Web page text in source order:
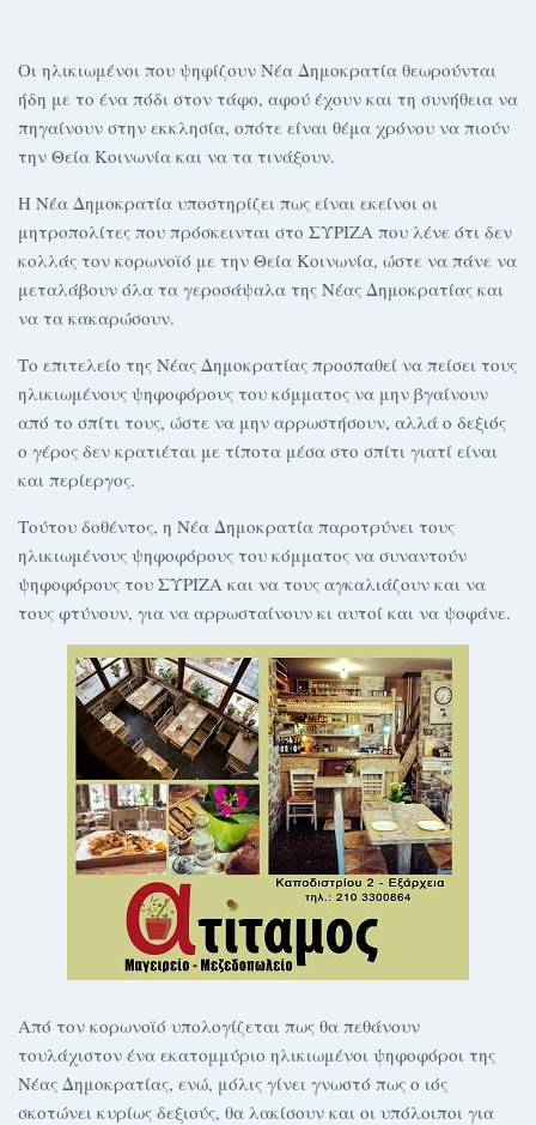
Οι ηλικιωμένοι που ψηφίζουν Νέα Δημοκρατία θεωρούνται
ήδη με το ένα πόδι στον τάφο, αφού έχουν και τη συνήθεια να
πηγαίνουν στην εκκλησία, οπότε είναι θέμα χρόνου να πιούν
την Θεία Κοινωνία και να τα τινάξουν.
Η Νέα Δημοκρατία υποστηρίζει πως είναι εκείνοι οι
μητροπολίτες που πρόσκεινται στο ΣΥΡΙΖΑ που λένε ότι δεν
κολλάς τον κορωνοϊό με την Θεία Κοινωνία, ώστε να πάνε να
μεταλάβουν όλα τα γεροσάψαλα της Νέας Δημοκρατίας και
να τα κακαρώσουν.
Το επιτελείο της Νέας Δημοκρατίας προσπαθεί να πείσει τους
ηλικιωμένους ψηφοφόρους του κόμματος να μην βγαίνουν
από το σπίτι τους, ώστε να μην αρρωστήσουν, αλλά ο δεξιός
ο γέρος δεν κρατιέται με τίποτα μέσα στο σπίτι γιατί είναι
και περίεργος.
Τούτου δοθέντος, η Νέα Δημοκρατία παροτρύνει τους
ηλικιωμένους ψηφοφόρους του κόμματος να συναντούν
ψηφοφόρους του ΣΥΡΙΖΑ και να τους αγκαλιάζουν και να
τους φτύνουν, για να αρρωσταίνουν κι αυτοί και να ψοφάνε.
Από τον κορωνοϊό υπολογίζεται πως θα πεθάνουν
τουλάχιστον ένα εκατομμύριο ηλικιωμένοι ψηφοφόροι της
Νέας Δημοκρατίας, ενώ, μόλις γίνει γνωστό πως ο ιός
σκοτώνει κυρίως δεξιούς, θα λακίσουν και οι υπόλοιποι για